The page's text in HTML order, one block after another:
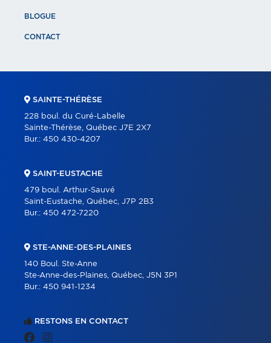
BLOGUE
CONTACT
RESTONS EN CONTACT
SAINTE-THÉRÈSE
228 boul. du Curé-Labelle
Sainte-Thérèse, Québec J7E 2X7
Bur.: 450 430-4207
SAINT-EUSTACHE
479 boul. Arthur-Sauvé
Saint-Eustache, Québec, J7P 2B3
Bur.: 450 472-7220
STE-ANNE-DES-PLAINES
140 Boul. Ste-Anne
Ste-Anne-des-Plaines, Québec, J5N 3P1
Bur.: 450 941-1234